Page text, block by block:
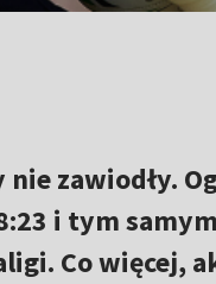
zawiodły.
i tym
Co więcej,